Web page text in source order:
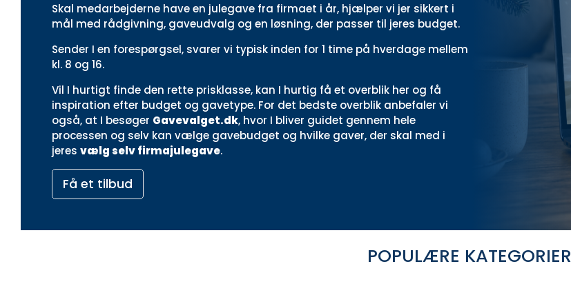
Skal medarbejderne have en julegave fra firmaet i år, hjælper vi jer sikkert i
mål med rådgivning, gaveudvalg og en løsning, der passer til jeres budget.
Sender I en forespørgsel, svarer vi typisk inden for 1 time på hverdage mellem
kl. 8 og 16.
Vil I hurtigt finde den rette prisklasse, kan I hurtig få et overblik her og få
inspiration efter budget og gavetype. For det bedste overblik anbefaler vi
også, at I besøger Gavevalget.dk, hvor I bliver guidet gennem hele
processen og selv kan vælge gavebudget og hvilke gaver, der skal med i
jeres vælg selv firmajulegave.
Få et tilbud
POPULÆRE KATEGORIER